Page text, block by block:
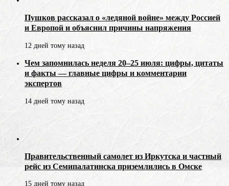
Пушков рассказал о «ледяной войне» между Россией
и Европой и объяснил причины напряжения
12 дней тому назад
Чем запомнилась неделя 20–25 июля: цифры, цитаты
и факты — главные цифры и комментарии
экспертов
14 дней тому назад
Правительственный самолет из Иркутска и частный
рейс из Семипалатинска приземлились в Омске
15 дней тому назад